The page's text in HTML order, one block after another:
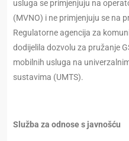
usluga se primjenjuju na
(MVNO) i ne primjenjuju se na
Regulatorne agencija za
dodijelila dozvolu za pružanje
mobilnih usluga na
sustavima (UMTS).
Služba za odnose s javnošću